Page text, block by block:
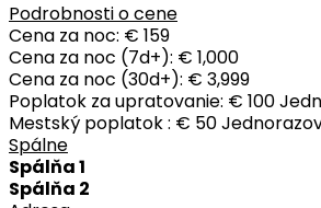
Podrobnosti o cene
Cena za noc: € 159
Cena za noc (7d+): € 1,000
Cena za noc (30d+): € 3,999
Poplatok za upratovanie: € 100
Mestský poplatok : € 50
Spálne
Spálňa 1
Spálňa 2